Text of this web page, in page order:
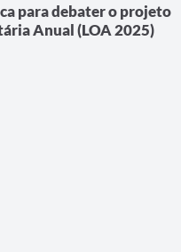
para debater o projeto
Anual (LOA 2025)